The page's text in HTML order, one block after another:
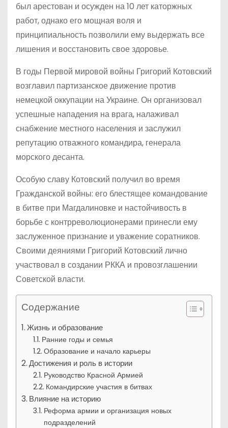
был арестован и осужден на 10 лет каторжных
работ, однако его мощная воля и
принципиальность позволили ему выдержать все
лишения и восстановить свое здоровье.
В годы Первой мировой войны Григорий Котовский
возглавил партизанское движение против
немецкой оккупации на Украине. Он организовал
успешные нападения на врага, налаживал
снабжение местного населения и заслужил
репутацию отважного командира, генерала
морского десанта.
Особую славу Котовский получил во время
Гражданской войны: его блестящее командование
в битве при Магдалиновке и настойчивость в
борьбе с контрреволюционерами принесли ему
заслуженное признание и уважение соратников.
Своими деяниями Григорий Котовский лично
участвовал в создании РККА и провозглашении
Советской власти.
Содержание
Жизнь и образование
Ранние годы и семья
Образование и начало карьеры
Достижения и роль в истории
Руководство Красной Армией
Командирские участия в битвах
Влияние на историю
Реформа армии и организация новых
подразделений